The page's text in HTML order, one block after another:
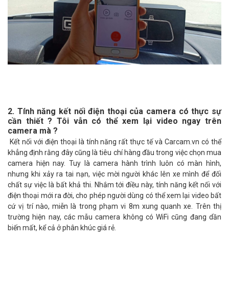
2. Tính năng kết nối điện thoại của camera có thực sự
cần thiết ? Tôi vẫn có thể xem lại video ngay trên
camera mà ?
Kết nối với điện thoại là tính năng rất thực tế và Carcam.vn có thể
khẳng định rằng đây cũng là tiêu chí hàng đầu trong việc chọn mua
camera hiện nay. Tuy là camera hành trình luôn có màn hình,
nhưng khi xảy ra tai nạn, việc mời người khác lên xe mình để đối
chất sự việc là bất khả thi. Nhắm tới điều này, tính năng kết nối với
điện thoại mới ra đời, cho phép người dùng có thể xem lại video bất
cứ vị trí nào, miễn là trong phạm vi 8m xung quanh xe. Trên thị
trường hiện nay, các mẫu camera không có WiFi cũng đang dần
biến mất, kể cả ở phân khúc giá rẻ.